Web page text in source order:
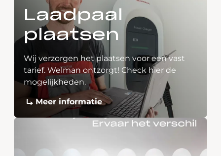
Laadpaal
plaatsen
Wij verzorgen het plaatsen voor een vast
tarief. Welman ontzorgt! Check hier de
mogelijkheden.
Meer informatie